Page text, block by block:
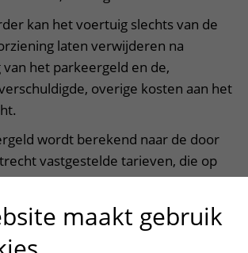
kan het voertuig slechts van de
laten verwijderen na
het parkeergeld en de,
overige kosten aan het
wordt berekend naar de door
vastgestelde tarieven, die op
zijn aangegeven.
is gerechtigd de tarieven te
maakt gebruik